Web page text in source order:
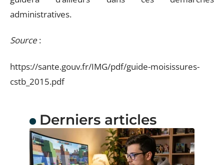
administratives.
Source :
https://sante.gouv.fr/IMG/pdf/guide-moisissures-
cstb_2015.pdf
Derniers articles